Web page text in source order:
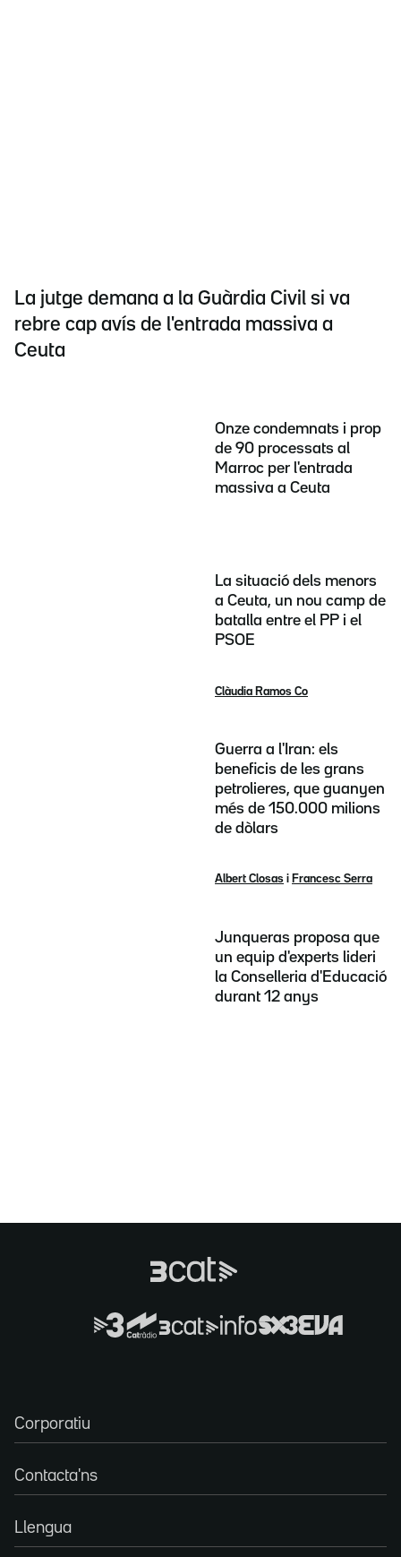
La jutge demana a la Guàrdia Civil si va
rebre cap avís de l'entrada massiva a
Ceuta
Onze condemnats i prop
de 90 processats al
Marroc per l'entrada
massiva a Ceuta
La situació dels menors
a Ceuta, un nou camp de
batalla entre el PP i el
PSOE
Clàudia Ramos Co
Guerra a l'Iran: els
beneficis de les grans
petrolieres, que guanyen
més de 150.000 milions
de dòlars
Albert Closas i Francesc Serra
Junqueras proposa que
un equip d'experts lideri
la Conselleria d'Educació
durant 12 anys
Corporatiu
Contacta'ns
Llengua